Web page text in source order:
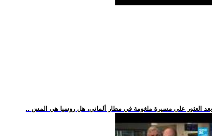
.. بعد العثور على مسيرة ملغومة في مطار ألماني، هل روسيا هي المس